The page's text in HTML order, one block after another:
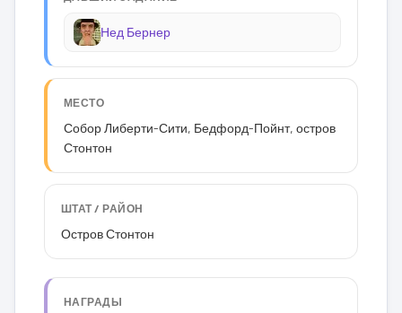
Нед Бернер
МЕСТО
Собор Либерти-Сити, Бедфорд-Пойнт, остров
Стонтон
ШТАТ / РАЙОН
Остров Стонтон
НАГРАДЫ